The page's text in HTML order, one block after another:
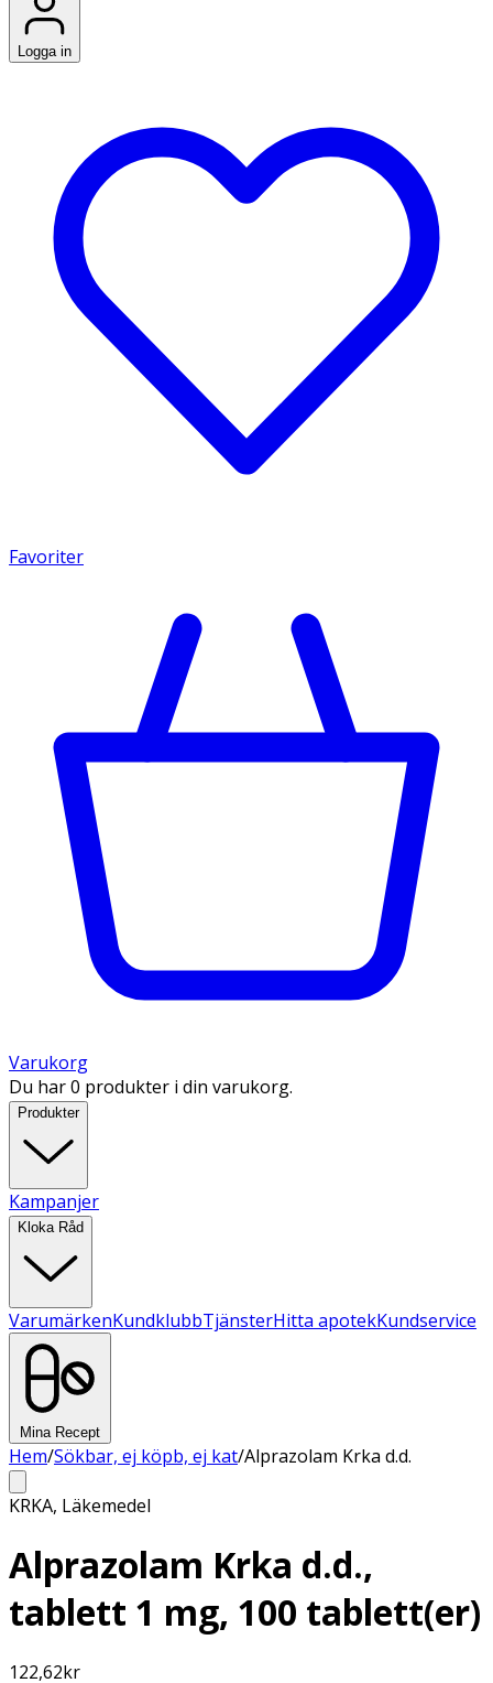
Logga in
Favoriter
Varukorg
Du har 0 produkter i din varukorg.
Produkter
Kampanjer
Kloka Råd
VarumärkenKundklubbTjänsterHitta apotekKundservice
Mina Recept
Hem/Sökbar, ej köpb, ej kat/Alprazolam Krka d.d.
KRKA, Läkemedel
Alprazolam Krka d.d.,
tablett 1 mg, 100 tablett(er)
122,62kr